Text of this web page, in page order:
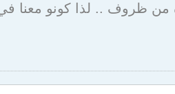
من ظروف .. لذا كونو معنا